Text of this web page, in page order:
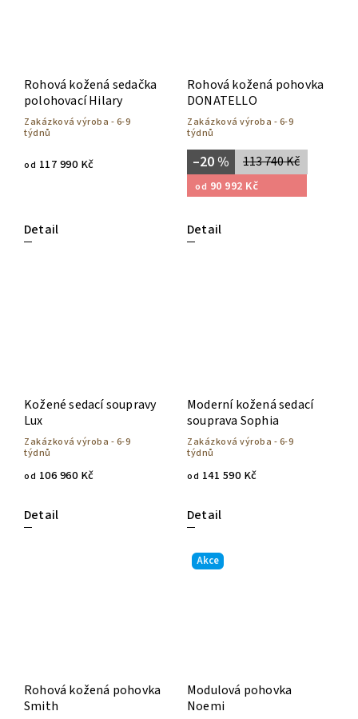
Rohová kožená sedačka
polohovací Hilary
Zakázková výroba - 6-9
týdnů
od 117 990 Kč
Detail
Rohová kožená pohovka
DONATELLO
Zakázková výroba - 6-9
týdnů
113 740 Kč
–20 %
od 90 992 Kč
Detail
Kožené sedací soupravy
Lux
Zakázková výroba - 6-9
týdnů
od 106 960 Kč
Detail
Moderní kožená sedací
souprava Sophia
Zakázková výroba - 6-9
týdnů
od 141 590 Kč
Detail
Rohová kožená pohovka
Smith
Akce
Modulová pohovka
Noemi